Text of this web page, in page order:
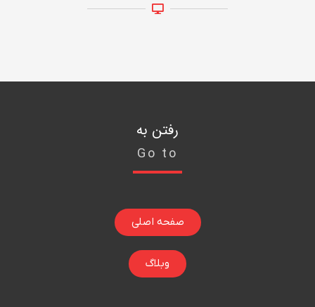
رفتن به
Go to
صفحه اصلی
وبلاگ